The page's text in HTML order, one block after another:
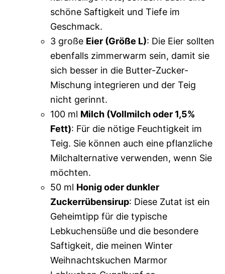
schöne Saftigkeit und Tiefe im
Geschmack.
3 große Eier (Größe L): Die Eier sollten
ebenfalls zimmerwarm sein, damit sie
sich besser in die Butter-Zucker-
Mischung integrieren und der Teig
nicht gerinnt.
100 ml Milch (Vollmilch oder 1,5%
Fett): Für die nötige Feuchtigkeit im
Teig. Sie können auch eine pflanzliche
Milchalternative verwenden, wenn Sie
möchten.
50 ml Honig oder dunkler
Zuckerrübensirup: Diese Zutat ist ein
Geheimtipp für die typische
Lebkuchensüße und die besondere
Saftigkeit, die meinen Winter
Weihnachtskuchen Marmor